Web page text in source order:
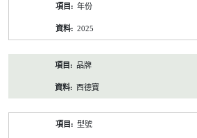
年份
2025
品牌
西德寶
型號